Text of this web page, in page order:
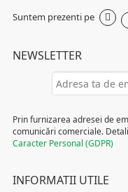
Suntem prezenti pe
NEWSLETTER
Prin furnizarea adresei de
comunicări comerciale.
Caracter Personal (GDPR)
INFORMATII UTILE